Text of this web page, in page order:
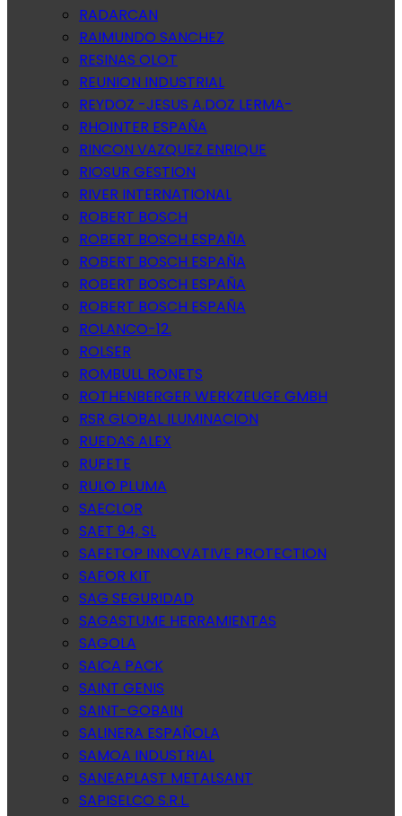
RADARCAN
RAIMUNDO SANCHEZ
RESINAS OLOT
REUNION INDUSTRIAL
REYDOZ -JESUS A.DOZ LERMA-
RHOINTER ESPAÑA
RINCON VAZQUEZ ENRIQUE
RIOSUR GESTION
RIVER INTERNATIONAL
ROBERT BOSCH
ROBERT BOSCH ESPAÑA
ROBERT BOSCH ESPAÑA
ROBERT BOSCH ESPAÑA
ROBERT BOSCH ESPAÑA
ROLANCO-12.
ROLSER
ROMBULL RONETS
ROTHENBERGER WERKZEUGE GMBH
RSR GLOBAL ILUMINACION
RUEDAS ALEX
RUFETE
RULO PLUMA
SAECLOR
SAET 94, SL
SAFETOP INNOVATIVE PROTECTION
SAFOR KIT
SAG SEGURIDAD
SAGASTUME HERRAMIENTAS
SAGOLA
SAICA PACK
SAINT GENIS
SAINT-GOBAIN
SALINERA ESPAÑOLA
SAMOA INDUSTRIAL
SANEAPLAST METALSANT
SAPISELCO S.R.L.